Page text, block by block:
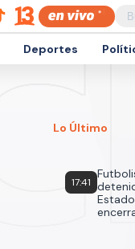
Deportes
Lo Último
17:41